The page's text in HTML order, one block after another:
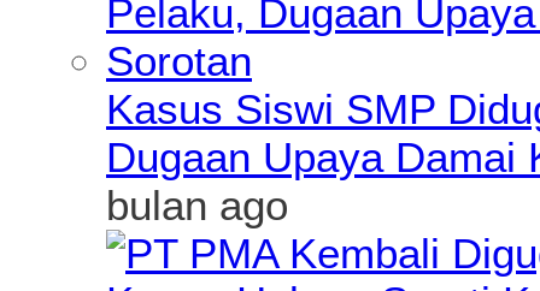
Kasus Siswi SMP
Dugaan Upaya Damai
bulan ago